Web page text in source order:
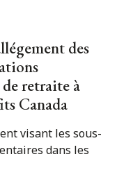
des
de retraite à
Canada
visant les sous-
dans les